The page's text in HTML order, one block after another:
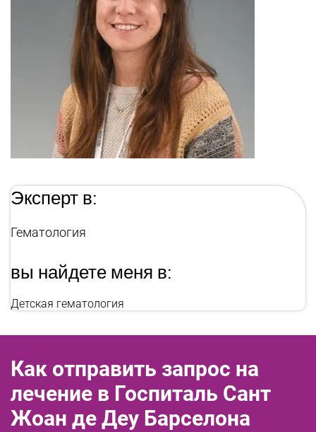
Эксперт в:
Гематология
вы найдете меня в:
Детская гематология
Как отправить запрос на
лечение в Госпиталь Сант
Жоан де Деу Барселона